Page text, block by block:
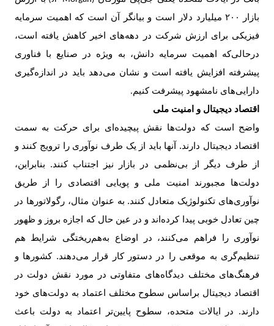
بازار
۲۰۰ میلیارد دلار است و بیانگر آن است که اهمیت سرمایه
فیزیکی برای ارزش شرکت در دهه‌های اخیر کاهش یافته است،
درحالی‌که اهمیت سرمایه دانش، به ویژه در صنایع با فناوری
پیشرفته افزایش یافته است و نشان می‌دهد باید در اندازه‌گیری
دارایی‌های نامشهود پیشرفت کنیم .
اقتصاد دیجیتال و امنیت ملی
واضح است که دولت‌ها نقش پیچیده‌ای برای حرکت به سمت
اقتصاد دیجیتال دارند. آنها باید از یک طرف نوآوری را ترویج کنند و
از طرف دیگر از بی‌نظمی در بازار نیز اجتناب کنند. بنابراین،
دولت‌ها مجبورند امنیت ملی و پویایی اقتصادی را از طریق
نوآوری‌های تکنولوژیک متعادل کنند. به عنوان مثال، رگولاتورها در
چین تعادل خوبی پیدا کرده‌اند و در عین حال که اجازه بروز و ظهور
نوآوری را فراهم می‌کنند، در اوضاع به‌هم‌ریختگی شرایط هم
تنظیم‌گری به موقعی را در دستور کار قرار می‌دهند. کشورها و
فرهنگ‌های مختلف دیدگاه‌های متفاوتی در مورد نقش دولت در
اقتصاد دیجیتال براساس سطوح مختلف اعتماد به دولت‌های خود
دارند. در ایالات متحده، سطوح پایین‌تر اعتماد به دولت باعث